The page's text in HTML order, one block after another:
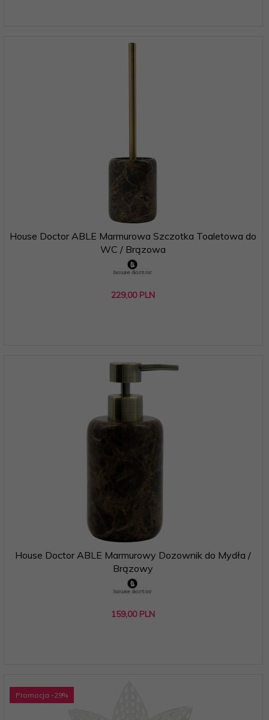
House Doctor ABLE Marmurowa Szczotka Toaletowa do
WC / Brązowa
229,00 PLN
House Doctor ABLE Marmurowy Dozownik do Mydła /
Brązowy
159,00 PLN
Promocja -29%